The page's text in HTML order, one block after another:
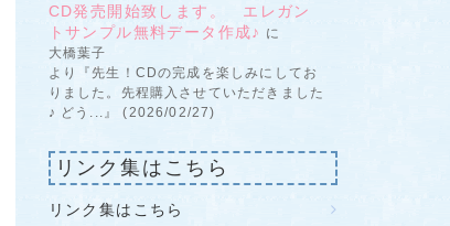
CD発売開始致します。 エレガン
トサンプル無料データ作成♪ に
大橋葉子
より『先生！CDの完成を楽しみにしてお
りました。先程購入させていただきました
♪ どう...』 (2026/02/27)
リンク集はこちら
リンク集はこちら